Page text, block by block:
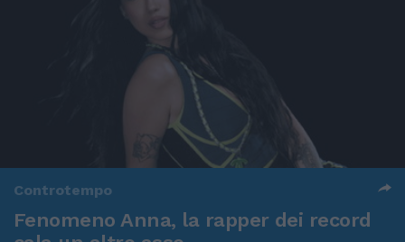
Controtempo
Fenomeno Anna, la rapper dei record